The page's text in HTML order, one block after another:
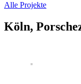
Alle Projekte
Köln,